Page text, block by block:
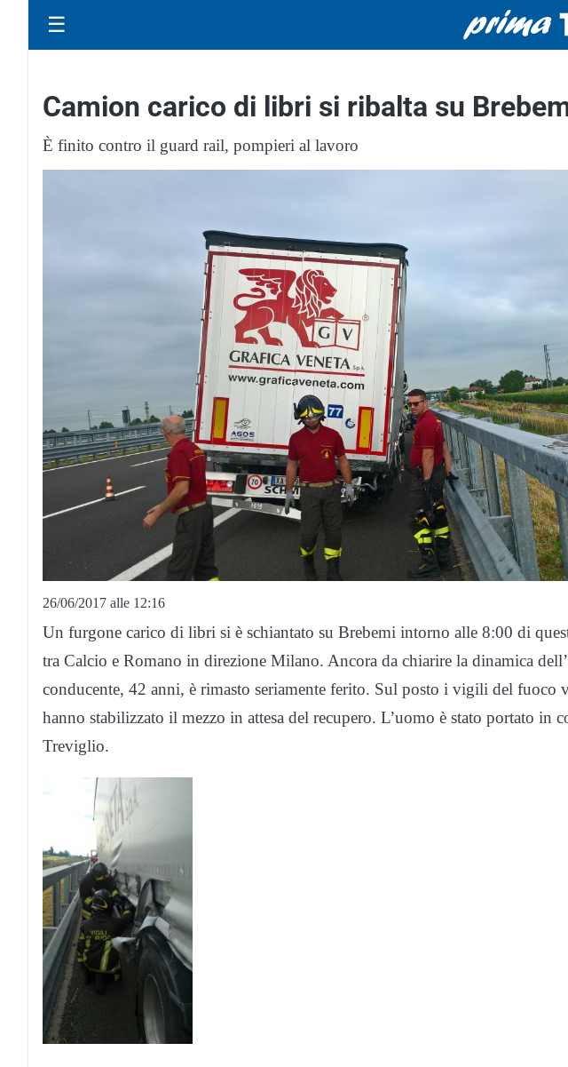
☰
Camion carico di libri si ribalta su
È finito contro il guard rail, pompieri al lavoro
26/06/2017 alle 12:16
Un furgone carico di libri si è schiantato su Brebemi intorno alle 8:00 di
tra Calcio e Romano in direzione Milano. Ancora da chiarire la dinamica
conducente, 42 anni, è rimasto seriamente ferito. Sul posto i vigili del fuoco
hanno stabilizzato il mezzo in attesa del recupero. L’uomo è stato portato in
Treviglio.